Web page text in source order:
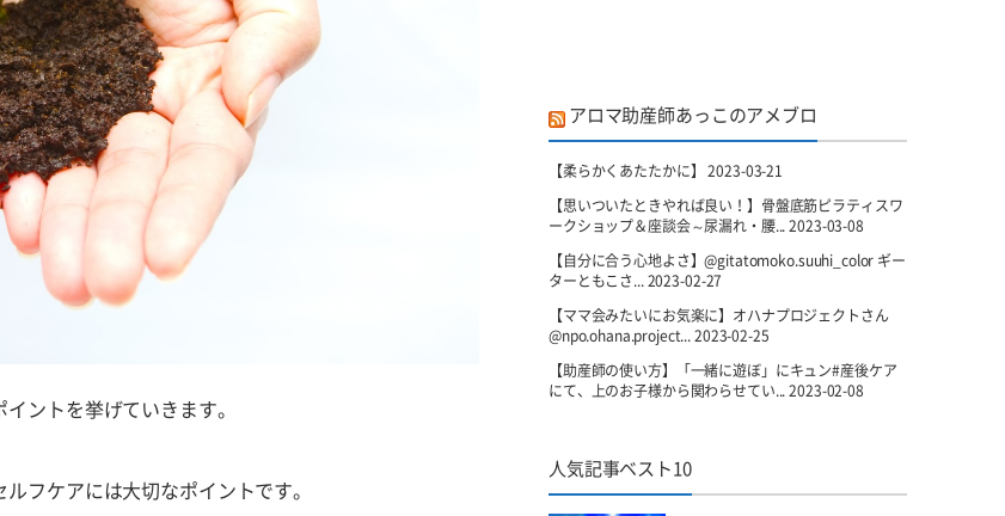
ントを挙げていきます。
フケアには大切なポイントです。
アロマ助産師あっこのアメブロ
【柔らかくあたたかに】 2023-03-21
【思いついたときやれば良い！】骨盤底筋ピラティスワ
ークショップ＆座談会～尿漏れ・腰...2023-03-08
【自分に合う心地よさ】@gitatomoko.suuhi_color ギー
ターともこさ...2023-02-27
【ママ会みたいにお気楽に】オハナプロジェクトさん
@npo.ohana.project...2023-02-25
【助産師の使い方】「一緒に遊ぼ」にキュン#産後ケア
にて、上のお子様から関わらせてい...2023-02-08
人気記事ベスト10